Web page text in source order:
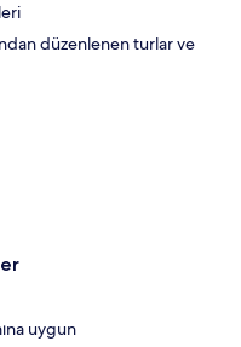
düzenlenen turlar ve
uygun